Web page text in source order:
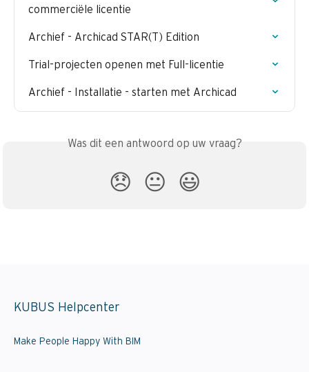
commerciële licentie
Archief - Archicad STAR(T) Edition
Trial-projecten openen met Full-licentie
Archief - Installatie - starten met Archicad
Was dit een antwoord op uw vraag?
😞 😐 😃
KUBUS Helpcenter
Make People Happy With BIM